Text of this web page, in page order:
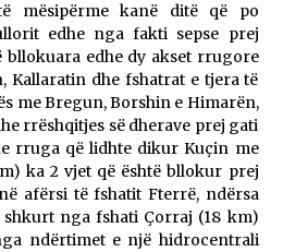
mësipërme kanë ditë që po
edhe nga fakti sepse prej
bllokuara edhe dy akset rrugore
Kallaratin dhe fshatrat e tjera të
me Bregun, Borshin e Himarën,
rrëshqitjes së dherave prej gati
rruga që lidhte dikur Kuçin me
ka 2 vjet që është bllokur prej
afërsi të fshatit Fterrë, ndërsa
nga fshati Çorraj (18 km)
ndërtimet e një hidrocentrali